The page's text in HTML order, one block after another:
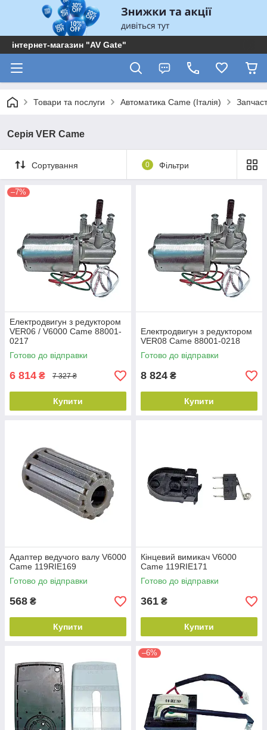
інтернет-магазин "AV Gate"
Товари та послуги Автоматика Came (Італія)
Серія VER Came
Сортування 0 Фільтри
–7%
Електродвигун з редуктором
VER06 / V6000 Came 88001-
0217
Готово до відправки
6 814 ₴ 7 327 ₴
Купити
Електродвигун з редуктором
VER08 Came 88001-0218
Готово до відправки
8 824 ₴
Купити
Адаптер ведучого валу V6000
Came 119RIE169
Готово до відправки
568 ₴
Купити
Кінцевий вимикач V6000
Came 119RIE171
Готово до відправки
361 ₴
Купити
–6%